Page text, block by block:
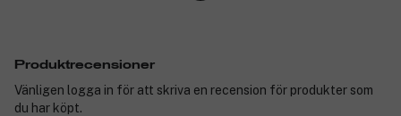
Produktrecensioner
Vänligen logga in för att skriva en recension för produkter som
du har köpt.